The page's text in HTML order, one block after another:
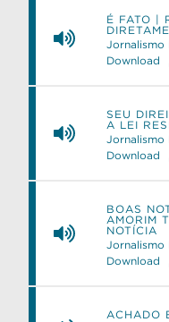
É FATO |
Jornalismo
Download
SEU
A LEI
Jornalismo
Download
BOAS
AMORIM
NOTÍCIA
Jornalismo
Download
ACHADO